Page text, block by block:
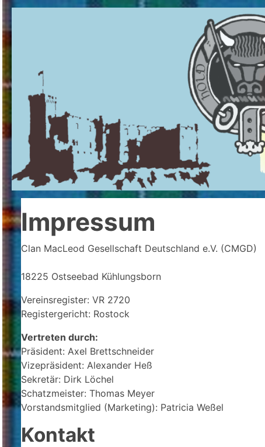
Impressum
Clan MacLeod Gesellschaft Deutschland e.V. (CMGD)
18225 Ostseebad Kühlungsborn
Vereinsregister: VR 2720
Registergericht: Rostock
Vertreten durch:
Präsident: Axel Brettschneider
Vizepräsident: Alexander Heß
Sekretär: Dirk Löchel
Schatzmeister: Thomas Meyer
Vorstandsmitglied (Marketing): Patricia Weßel
Kontakt